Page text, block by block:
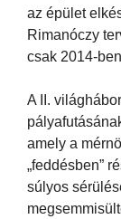
az épület
Rimanóczy
csak 2014-
A II.
amely a
„feddésben”
súlyos